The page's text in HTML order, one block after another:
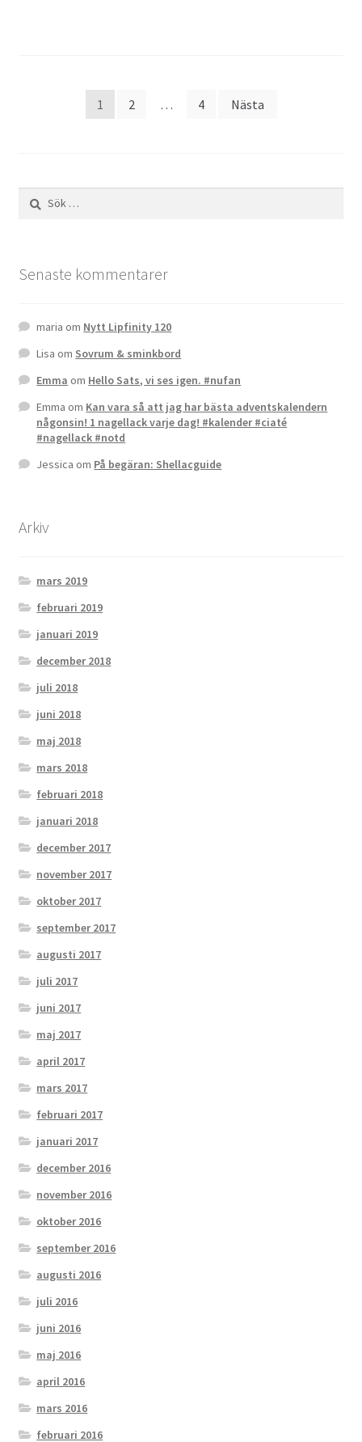
Sidnumrering
1 2 … 4 Nästa
Sök
efter:
Senaste kommentarer
maria om Nytt Lipfinity 120
Lisa om Sovrum & sminkbord
Emma om Hello Sats, vi ses igen. #nufan
Emma om Kan vara så att jag har bästa adventskalendern
någonsin! 1 nagellack varje dag! #kalender #ciaté
#nagellack #notd
Jessica om På begäran: Shellacguide
Arkiv
mars 2019
februari 2019
januari 2019
december 2018
juli 2018
juni 2018
maj 2018
mars 2018
februari 2018
januari 2018
december 2017
november 2017
oktober 2017
september 2017
augusti 2017
juli 2017
juni 2017
maj 2017
april 2017
mars 2017
februari 2017
januari 2017
december 2016
november 2016
oktober 2016
september 2016
augusti 2016
juli 2016
juni 2016
maj 2016
april 2016
mars 2016
februari 2016